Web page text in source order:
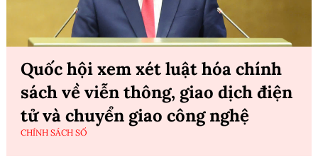
Quốc hội xem xét luật hóa chính
sách về viễn thông, giao dịch điện
tử và chuyển giao công nghệ
CHÍNH SÁCH SỐ